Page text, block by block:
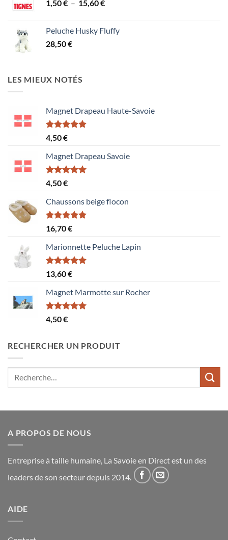
1,50€ – 15,60€Plage
1,50 €
Peluche Husky Fluffy
28,50€
LES MIEUX NOTÉS
Magnet Drapeau Haute-Savoie
Note5.00
sur 5
4,50€
Magnet Drapeau Savoie
Note5.00
sur 5
4,50€
Chaussons beige flocon
Note5.00
sur 5
16,70€
Marionnette Peluche Lapin
Note5.00
sur 5
13,60€
Magnet Marmotte sur Rocher
Note5.00
sur 5
4,50€
RECHERCHER UN PRODUIT
A PROPOS DE NOUS
Entreprise à taille humaine, La Savoie en Direct est un des
leaders de son secteur depuis 2014.
AIDE